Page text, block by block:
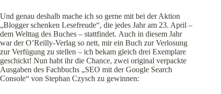
Und genau deshalb mache ich so gerne mit bei der Aktion
„Blogger schenken Lesefreude“, die jedes Jahr am 23. April –
dem Welttag des Buches – stattfindet. Auch in diesem Jahr
war der O’Reilly-Verlag so nett, mir ein Buch zur Verlosung
zur Verfügung zu stellen – ich bekam gleich drei Exemplare
geschickt! Nun habt ihr die Chance, zwei original verpackte
Ausgaben des Fachbuchs „SEO mit der Google Search
Console“ von Stephan Czysch zu gewinnen: